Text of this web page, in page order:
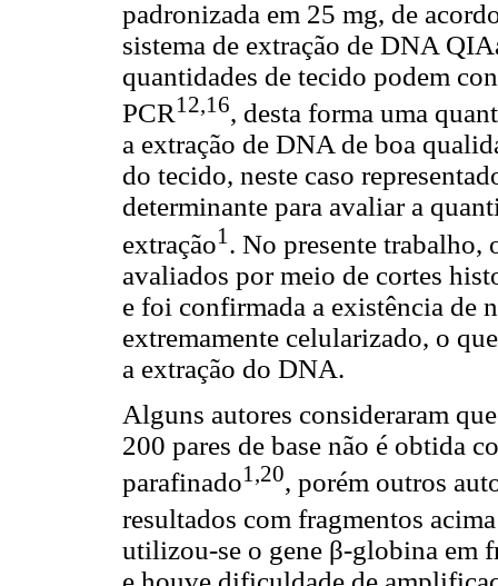
padronizada em 25 mg, de
sistema de extração de DNA
quantidades de tecido podem
PCR12,16, desta forma uma
a extração de DNA de boa
do tecido, neste caso
determinante para avaliar a
extração1 . No presente trabalho,
avaliados por meio de cortes
e foi confirmada a existência de
extremamente celularizado, o
a extração do DNA.
Alguns autores consideraram
200 pares de base não é obtida
parafinado1,20, porém outros
resultados com fragmentos
utilizou-se o gene β-globina em